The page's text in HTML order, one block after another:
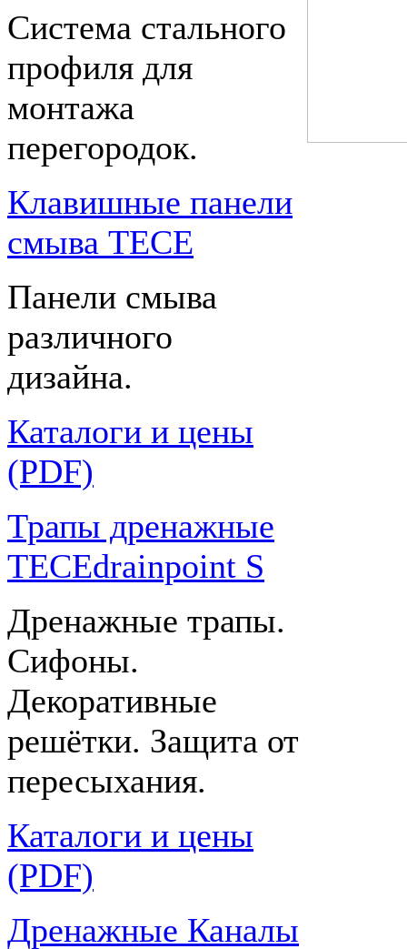
Система стального
профиля для
монтажа
перегородок.
Клавишные панели
смыва TECE
Панели смыва
различного
дизайна.
Каталоги и цены
(PDF)
Трапы дренажные
TECEdrainpoint S
Дренажные трапы.
Сифоны.
Декоративные
решётки. Защита от
пересыхания.
Каталоги и цены
(PDF)
Дренажные Каналы